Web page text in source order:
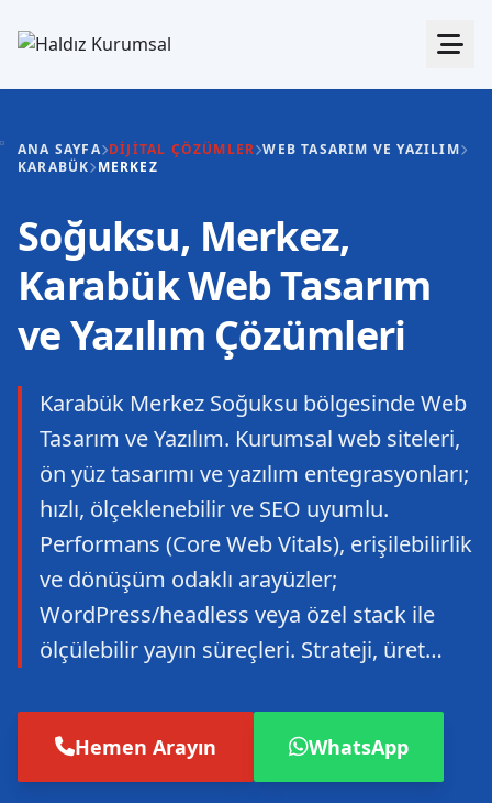
ANA SAYFA DIJITAL ÇÖZÜMLER WEB TASARIM VE YAZILIM
KARABÜK MERKEZ
Soğuksu, Merkez,
Karabük Web Tasarım
ve Yazılım Çözümleri
Karabük Merkez Soğuksu bölgesinde Web
Tasarım ve Yazılım. Kurumsal web siteleri,
ön yüz tasarımı ve yazılım entegrasyonları;
hızlı, ölçeklenebilir ve SEO uyumlu.
Performans (Core Web Vitals), erişilebilirlik
ve dönüşüm odaklı arayüzler;
WordPress/headless veya özel stack ile
ölçülebilir yayın süreçleri. Strateji, üret…
Hemen Arayın WhatsApp